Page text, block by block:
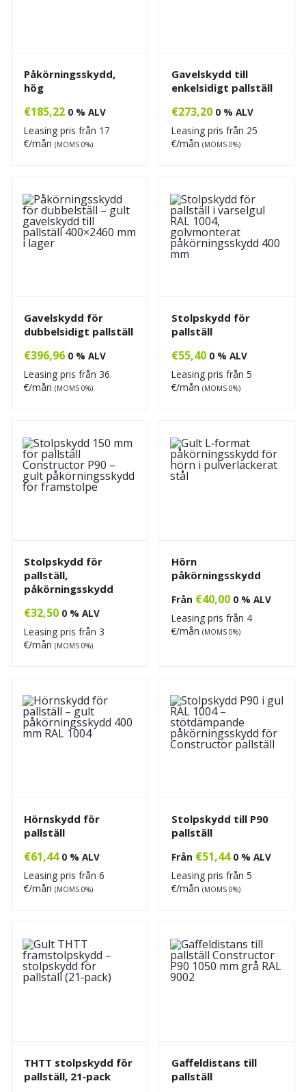
Påkörningsskydd,
hög
€185,22 0 % ALV
Leasing pris från 17
€/mån (MOMS 0%)
Gavelskydd till
enkelsidigt pallställ
€273,20 0 % ALV
Leasing pris från 25
€/mån (MOMS 0%)
Gavelskydd för
dubbelsidigt pallställ
€396,96 0 % ALV
Leasing pris från 36
€/mån (MOMS 0%)
Stolpskydd för
pallställ
€55,40 0 % ALV
Leasing pris från 5
€/mån (MOMS 0%)
Stolpskydd för
pallställ,
påkörningsskydd
€32,50 0 % ALV
Leasing pris från 3
€/mån (MOMS 0%)
Hörn
påkörningsskydd
Från €40,00 0 % ALV
Leasing pris från 4
€/mån (MOMS 0%)
Hörnskydd för
pallställ
€61,44 0 % ALV
Leasing pris från 6
€/mån (MOMS 0%)
Stolpskydd till P90
pallställ
Från €51,44 0 % ALV
Leasing pris från 5
€/mån (MOMS 0%)
THTT stolpskydd för
pallställ, 21‑pack
Gaffeldistans till
pallställ